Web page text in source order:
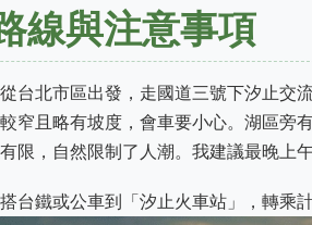
線與注意事項
從台北市區出發，走國道三號下汐止交
窄且略有坡度，會車要小心。湖區
限，自然限制了人潮。我建議最晚上
搭台鐵或公車到「汐止火車站」，轉乘